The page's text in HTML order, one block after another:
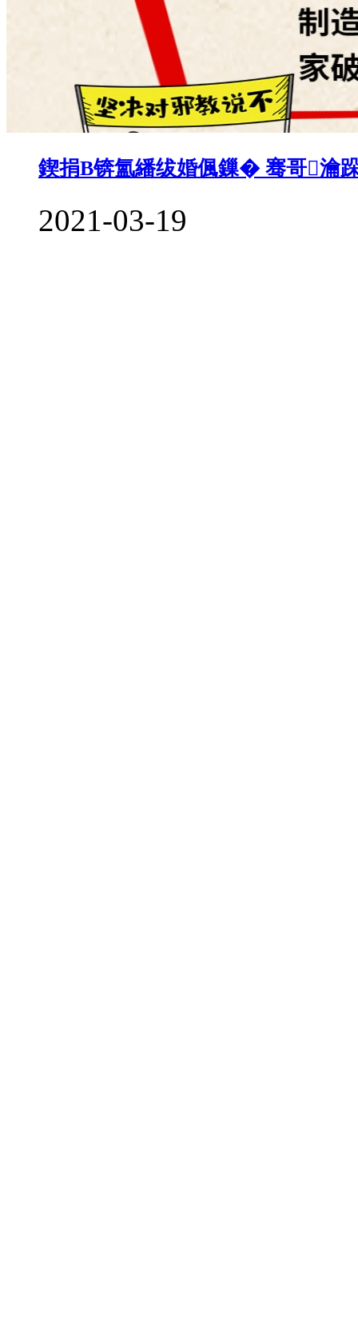
鍥捐В锛氳繙绂婚偑鏁� 骞哥瀹
2021-03-19